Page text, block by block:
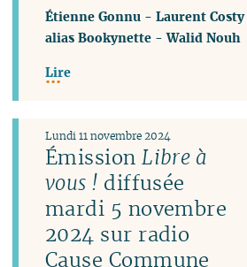
Étienne Gonnu -Laurent Costy
alias Bookynette -Walid Nouh
Lire
ÉmissionLibre à
vous ! diffusée
mardi 5 novembre
2024 sur radio
Cause Commune
Lundi 11 novembre 2024